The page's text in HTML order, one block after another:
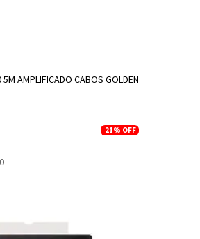
AMPLIFICADO CABOS GOLDEN
21% OFF